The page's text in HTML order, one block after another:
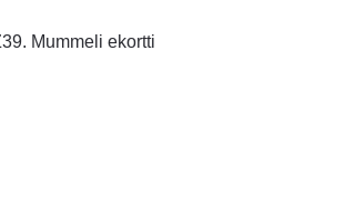
Mummeli ekortti